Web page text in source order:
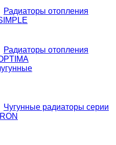
Радиаторы отопления
Радиаторы отопления
Чугунные радиаторы серии